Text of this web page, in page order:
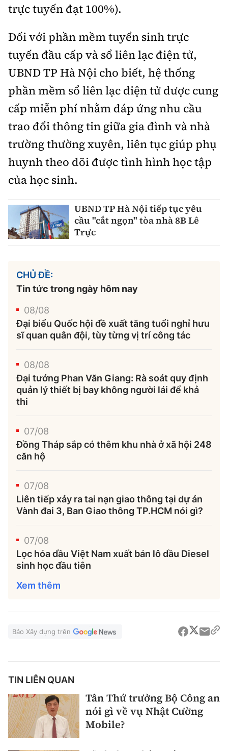
trực tuyến đạt 100%).
Đối với phần mềm tuyển sinh trực
tuyến đầu cấp và sổ liên lạc điện tử,
UBND TP Hà Nội cho biết, hệ thống
phần mềm sổ liên lạc điện tử được cung
cấp miễn phí nhằm đáp ứng nhu cầu
trao đổi thông tin giữa gia đình và nhà
trường thường xuyên, liên tục giúp phụ
huynh theo dõi được tình hình học tập
của học sinh.
UBND TP Hà Nội tiếp tục yêu
cầu "cắt ngọn" tòa nhà 8B Lê
Trực
CHỦ ĐỀ:
Tin tức trong ngày hôm nay
08/08
Đại biểu Quốc hội đề xuất tăng tuổi nghỉ hưu
sĩ quan quân đội, tùy từng vị trí công tác
08/08
Đại tướng Phan Văn Giang: Rà soát quy định
quản lý thiết bị bay không người lái để khả
thi
07/08
Đồng Tháp sắp có thêm khu nhà ở xã hội 248
căn hộ
07/08
Liên tiếp xảy ra tai nạn giao thông tại dự án
Vành đai 3, Ban Giao thông TP.HCM nói gì?
07/08
Lọc hóa dầu Việt Nam xuất bán lô dầu Diesel
sinh học đầu tiên
Xem thêm
Báo Xây dựng trên
TIN LIÊN QUAN
Tân Thứ trưởng Bộ Công an
nói gì về vụ Nhật Cường
Mobile?